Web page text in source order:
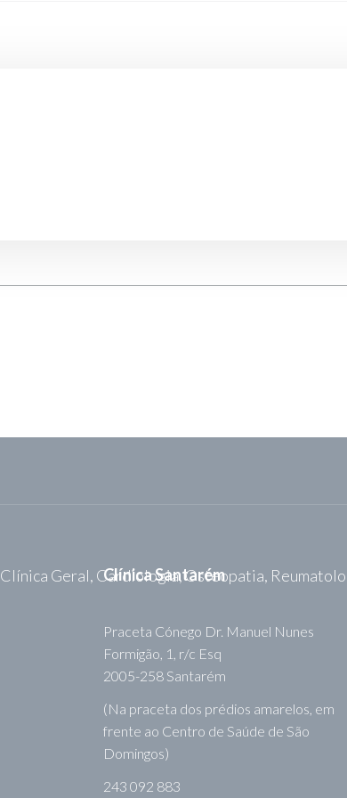
Clínica Santarém
Praceta Cónego Dr. Manuel Nunes
Formigão, 1, r/c Esq
2005-258 Santarém
(Na praceta dos prédios amarelos, em
frente ao Centro de Saúde de São
Domingos)
243 092 883